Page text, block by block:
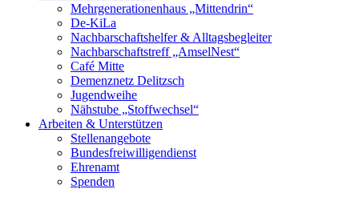
Mehrgenerationenhaus „Mittendrin“
De-KiLa
Nachbarschaftshelfer & Alltagsbegleiter
Nachbarschaftstreff „AmselNest“
Café Mitte
Demenznetz Delitzsch
Jugendweihe
Nähstube „Stoffwechsel“
Arbeiten & Unterstützen
Stellenangebote
Bundesfreiwilligendienst
Ehrenamt
Spenden